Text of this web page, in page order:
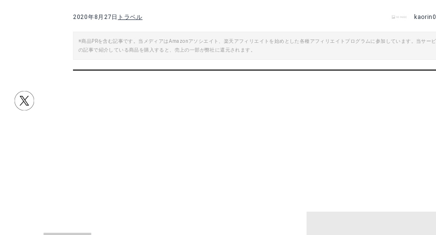
2020年8月27日 トラベル
※商品PRを含む記事です。当メディアはAmazonアソシエイト、楽天アフィリエイトを始めとした各種アフィリエイトプログラムに参加しています。当サー
の記事で紹介している商品を購入すると、売上の一部が弊社に還元されます。